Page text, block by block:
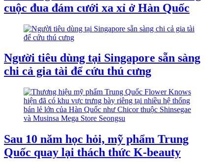
cuộc đua đám cưới xa xỉ ở Hàn Quốc
Người tiêu dùng tại Singapore sẵn sàng
chi cả gia tài để cứu thú cưng
Sau 10 năm học hỏi, mỹ phẩm Trung
Quốc quay lại thách thức K-beauty